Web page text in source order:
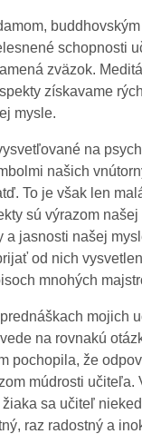
schopnosti
zväzok.
získavame
mysle.
na
našich
To je však len
sú výrazom
a jasnosti našej
od nich
mnohých
mojich
na rovnakú
pochopila, že
múdrosti učiteľa.
sa učiteľ
raz radostný a